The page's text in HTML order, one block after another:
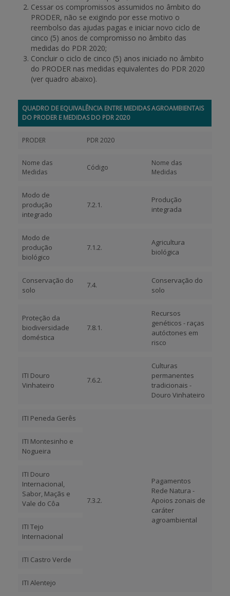
Cessar os compromissos assumidos no âmbito do
PRODER, não se exigindo por esse motivo o
reembolso das ajudas pagas e iniciar novo ciclo de
cinco (5) anos de compromisso no âmbito das
medidas do PDR 2020;
Concluir o ciclo de cinco (5) anos iniciado no âmbito
do PRODER nas medidas equivalentes do PDR 2020
(ver quadro abaixo).
QUADRO DE EQUIVALÊNCIA ENTRE MEDIDAS AGROAMBIENTAIS
DO PRODER E MEDIDAS DO PDR 2020
PRODER PDR 2020
Nome das
Medidas
Código
Nome das
Medidas
Modo de
produção
integrado
7.2.1.
Produção
integrada
Modo de
produção
biológico
7.1.2.
Agricultura
biológica
Conservação do
solo
7.4.
Conservação do
solo
Proteção da
biodiversidade
doméstica
7.8.1.
Recursos
genéticos - raças
autóctones em
risco
ITI Douro
Vinhateiro
7.6.2.
Culturas
permanentes
tradicionais -
Douro Vinhateiro
ITI Peneda Gerês
7.3.2.
Pagamentos
Rede Natura -
Apoios zonais de
caráter
agroambiental
ITI Montesinho e
Nogueira
ITI Douro
Internacional,
Sabor, Maçãs e
Vale do Côa
ITI Tejo
Internacional
ITI Castro Verde
ITI Alentejo